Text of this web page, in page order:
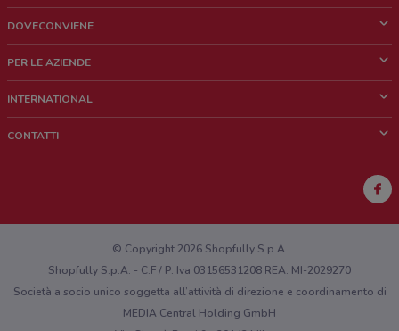
DOVECONVIENE
Chi siamo
Lavora con noi
PER LE AZIENDE
Richieste commerciali e marketing
INTERNATIONAL
CONTATTI
Hai un malfunzionamento sul web o sull'app?
© Copyright 2026 Shopfully S.p.A.
Shopfully S.p.A. - C.F / P. Iva 03156531208 REA: MI-2029270
Società a socio unico soggetta all’attività di direzione e coordinamento di
MEDIA Central Holding GmbH